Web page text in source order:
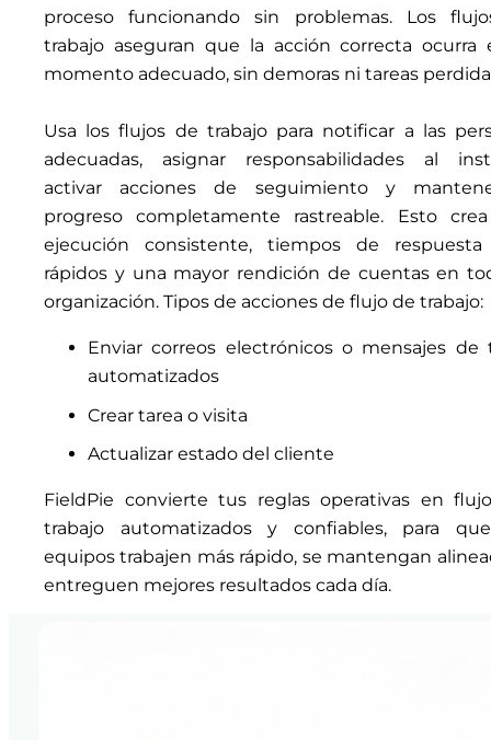
proceso funcionando sin problemas. Los
trabajo aseguran que la acción correcta ocurra
momento adecuado, sin demoras ni tareas
Usa los flujos de trabajo para notificar a las
adecuadas, asignar responsabilidades al
activar acciones de seguimiento y
progreso completamente rastreable. Esto
ejecución consistente, tiempos de respuesta
rápidos y una mayor rendición de cuentas en
organización. Tipos de acciones de flujo de trabajo:
Enviar correos electrónicos o mensajes de
automatizados
Crear tarea o visita
Actualizar estado del cliente
FieldPie convierte tus reglas operativas en
trabajo automatizados y confiables, para
equipos trabajen más rápido, se mantengan
entreguen mejores resultados cada día.